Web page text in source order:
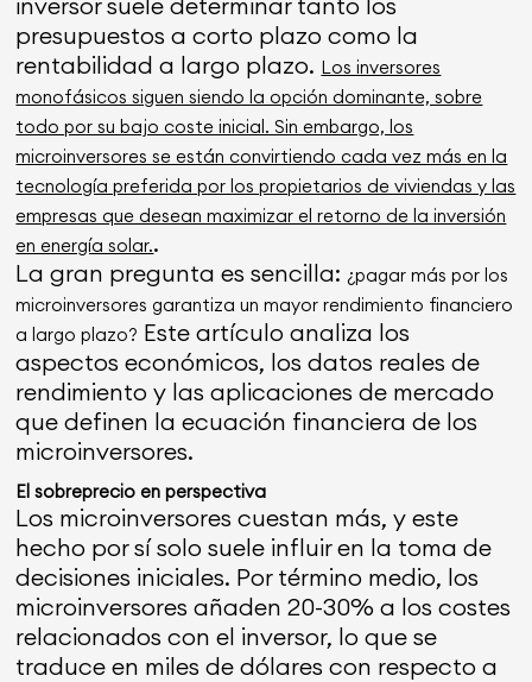
presupuestos a corto plazo como la
rentabilidad a largo plazo. Los inversores
monofásicos siguen siendo la opción dominante, sobre
todo por su bajo coste inicial. Sin embargo, los
microinversores se están convirtiendo cada vez más en la
tecnología preferida por los propietarios de viviendas y las
empresas que desean maximizar el retorno de la inversión
en energía solar..
La gran pregunta es sencilla: ¿pagar más por los
microinversores garantiza un mayor rendimiento financiero
a largo plazo? Este artículo analiza los
aspectos económicos, los datos reales de
rendimiento y las aplicaciones de mercado
que definen la ecuación financiera de los
microinversores.
El sobreprecio en perspectiva
Los microinversores cuestan más, y este
hecho por sí solo suele influir en la toma de
decisiones iniciales. Por término medio, los
microinversores añaden 20-30% a los costes
relacionados con el inversor, lo que se
traduce en miles de dólares con respecto a